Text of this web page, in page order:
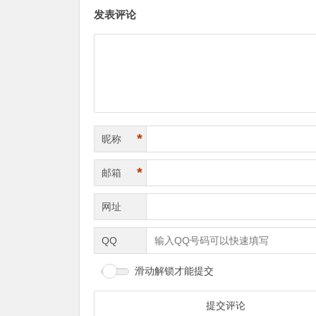
发表评论
昵称 *
邮箱 *
网址
QQ
滑动解锁才能提交